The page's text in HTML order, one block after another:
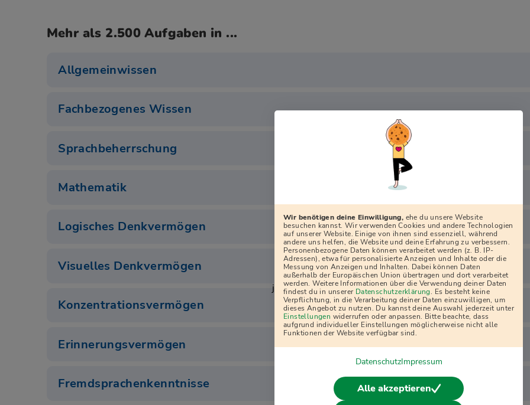
Mehr als 2.500 Aufgaben in ...
Allgemeinwissen
Fachbezogenes Wissen
Sprachbeherrschung
Mathematik
Logisches Denkvermögen
Visuelles Denkvermögen
Konzentrationsvermögen
Erinnerungsvermögen
Fremdsprachenkenntnisse
j
Wir benötigen deine Einwilligung, ehe du unsere Website
besuchen kannst. Wir verwenden Cookies und andere Technologien
auf unserer Website. Einige von ihnen sind essenziell, während
andere uns helfen, die Website und deine Erfahrung zu verbessern.
Personenbezogene Daten können verarbeitet werden (z. B. IP-
Adressen), etwa für personalisierte Anzeigen und Inhalte oder die
Messung von Anzeigen und Inhalten. Dabei können Daten
außerhalb der Europäischen Union übertragen und dort verarbeitet
werden. Weitere Informationen über die Verwendung deiner Daten
findest du in unserer Datenschutzerklärung. Es besteht keine
Verpflichtung, in die Verarbeitung deiner Daten einzuwilligen, um
dieses Angebot zu nutzen. Du kannst deine Auswahl jederzeit unter
Einstellungen widerrufen oder anpassen. Bitte beachte, dass
aufgrund individueller Einstellungen möglicherweise nicht alle
Funktionen der Website verfügbar sind.
DatenschutzImpressum
Alle akzeptieren